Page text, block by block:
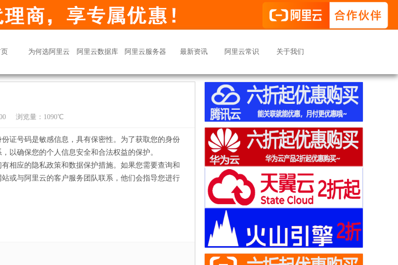
为何选阿里云 阿里云数据库 阿里云服务器 最新资讯 阿里云常识 关于我们
浏览量：1090℃
证号码是敏感信息，具有保密性。为了获取您的身份
以确保您的个人信息安全和合法权益的保护。
相应的隐私政策和数据保护措施。如果您需要查询和
或与阿里云的客户服务团队联系，他们会指导您进行